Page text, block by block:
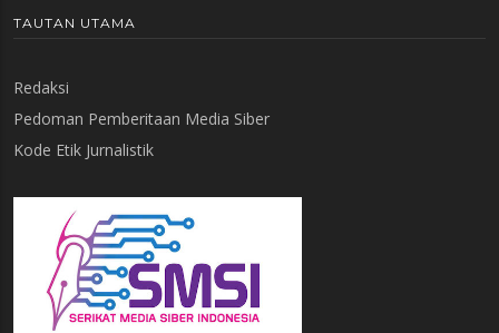
TAUTAN UTAMA
Redaksi
Pedoman Pemberitaan Media Siber
Kode Etik Jurnalistik